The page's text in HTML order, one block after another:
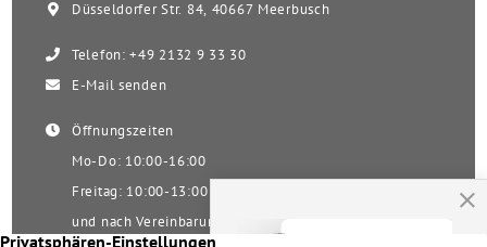
Düsseldorfer Str. 84, 40667 Meerbusch
Telefon: +49 2132 9 33 30
E-Mail senden
Öffnungszeiten
Mo-Do: 10:00-16:00
Freitag: 10:00-13:00
und nach Vereinbarung